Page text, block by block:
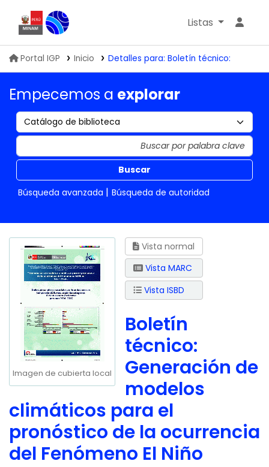
Biblioteca IGP
Listas
Portal IGP Inicio Detalles para: Boletín técnico:
Empecemos a explorar
Buscar
Búsqueda avanzada
Búsqueda de autoridad
Imagen de cubierta local
Vista normal
Vista MARC
Vista ISBD
Boletín
técnico:
Generación de
modelos
climáticos para el
pronóstico de la ocurrencia
del Fenómeno El Niño